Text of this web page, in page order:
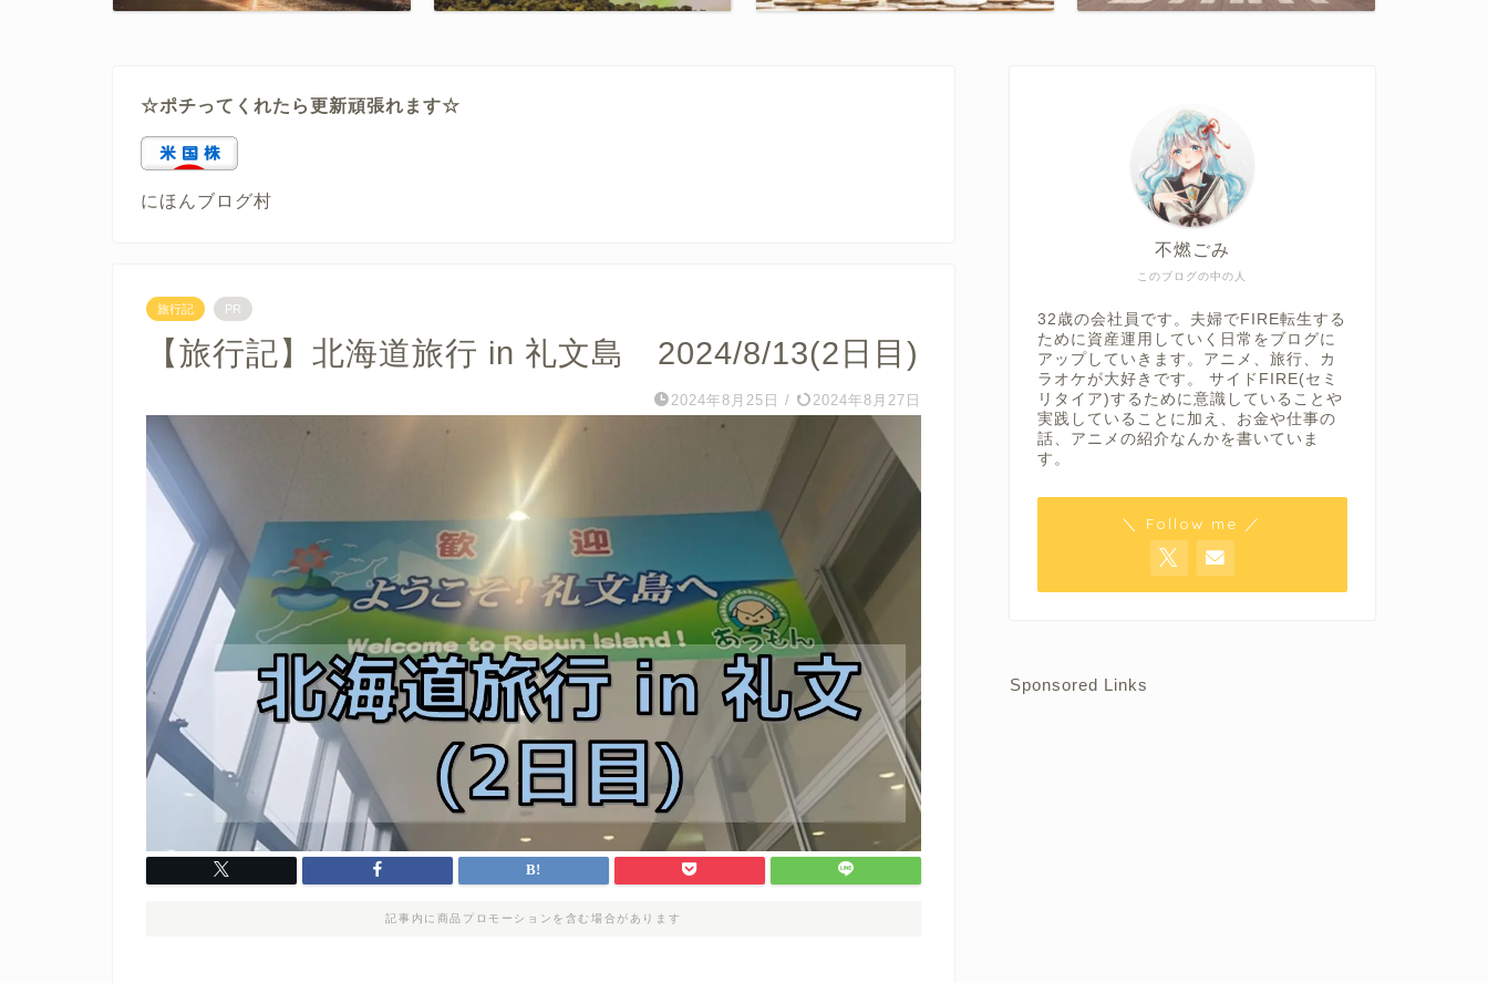
☆ポチってくれたら更新頑張れます☆
にほんブログ村
旅行記 PR
【旅行記】北海道旅行 in 礼文島 2024/8/13(2日目)
2024年8月25日 / 2024年8月27日
記事内に商品プロモーションを含む場合があります
このブログの中の人
不燃ごみ
32歳の会社員です。夫婦でFIRE転生する
ために資産運用していく日常をブログに
アップしていきます。アニメ、旅行、カ
ラオケが大好きです。 サイドFIRE(セミ
リタイア)するために意識していることや
実践していることに加え、お金や仕事の
話、アニメの紹介なんかを書いていま
す。
＼ Follow me ／
Sponsored Links